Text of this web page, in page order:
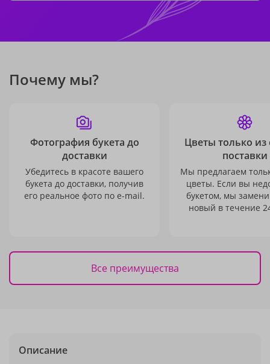
Почему мы?
Фотография букета до
доставки
Убедитесь в красоте вашего
букета до доставки, получив
его реальное фото по e-mail.
Цветы только из
поставки
Мы предлагаем
цветы. Если вы
букетом, мы
новый в течение
Все преимущества
Описание